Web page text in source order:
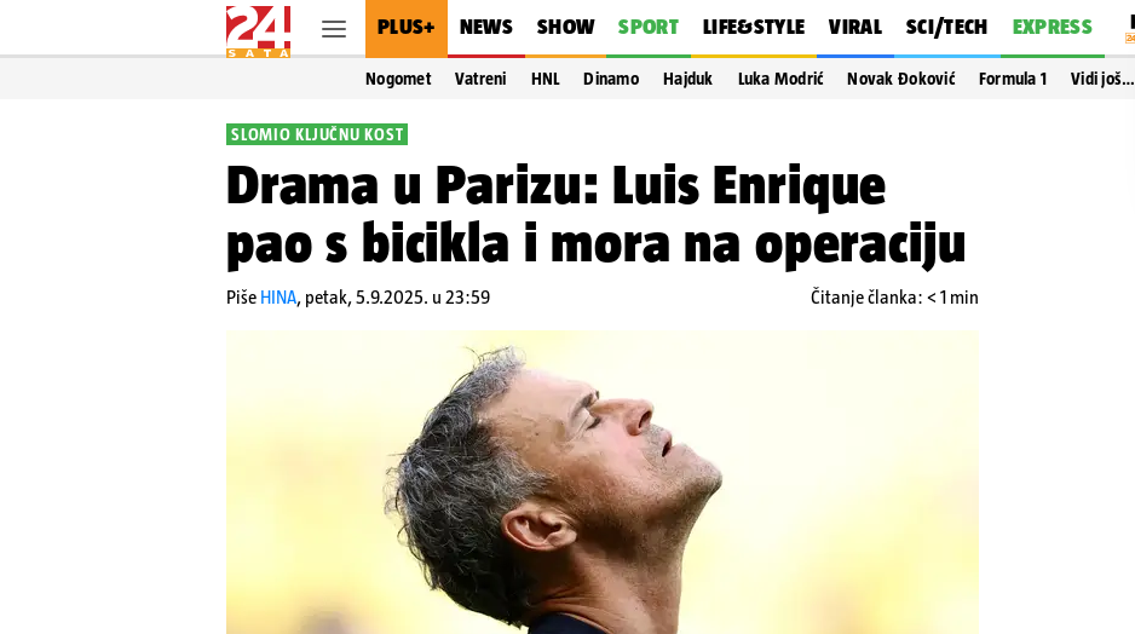
PLUS+ NEWS SHOW SPORT LIFE&STYLE VIRAL SCI/TECH EXPRESS
Nogomet Vatreni HNL Dinamo Hajduk Luka Modrić Novak Đoković Formula 1 Vidi još…
SLOMIO KLJUČNU KOST
Drama u Parizu: Luis Enrique
pao s bicikla i mora na operaciju
Piše HINA, petak, 5.9.2025. u 23:59 Čitanje članka: < 1 min